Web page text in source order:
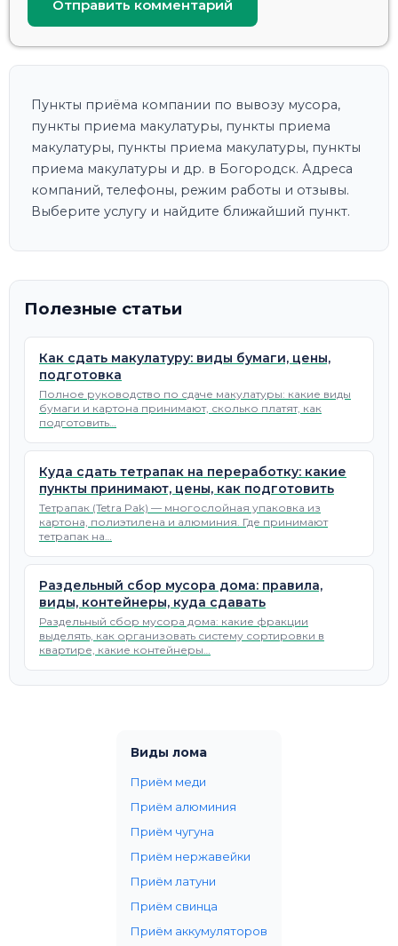
Пункты приёма компании по вывозу мусора,
пункты приема макулатуры, пункты приема
макулатуры, пункты приема макулатуры, пункты
приема макулатуры и др. в Богородск. Адреса
компаний, телефоны, режим работы и отзывы.
Выберите услугу и найдите ближайший пункт.
Полезные статьи
Как сдать макулатуру: виды бумаги, цены,
подготовка
Полное руководство по сдаче макулатуры: какие виды
бумаги и картона принимают, сколько платят, как
подготовить…
Куда сдать тетрапак на переработку: какие
пункты принимают, цены, как подготовить
Тетрапак (Tetra Pak) — многослойная упаковка из
картона, полиэтилена и алюминия. Где принимают
тетрапак на…
Раздельный сбор мусора дома: правила,
виды, контейнеры, куда сдавать
Раздельный сбор мусора дома: какие фракции
выделять, как организовать систему сортировки в
квартире, какие контейнеры…
Виды лома
Приём меди
Приём алюминия
Приём чугуна
Приём нержавейки
Приём латуни
Приём свинца
Приём аккумуляторов